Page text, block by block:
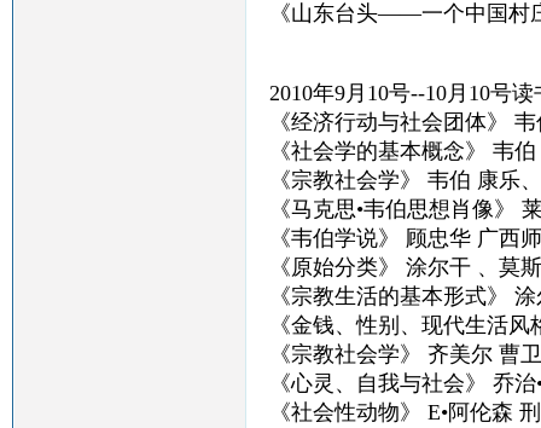
《山东台头——一个中国村
2010年9月10号--10月10号读
《经济行动与社会团体》
《社会学的基本概念》 韦
《宗教社会学》 韦伯 康乐
《马克思•韦伯思想肖像》
《韦伯学说》 顾忠华 广西
《原始分类》 涂尔干 、莫
《宗教生活的基本形式》
《金钱、性别、现代生活
《宗教社会学》 齐美尔 曹
《心灵、自我与社会》 乔
《社会性动物》 E•阿伦森